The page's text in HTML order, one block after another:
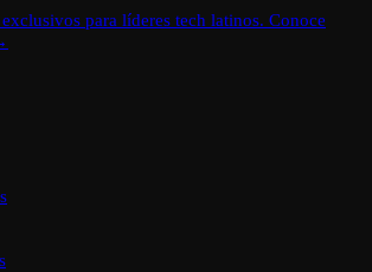
para líderes tech latinos. Conoce